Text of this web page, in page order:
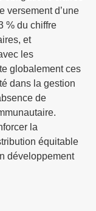
versement d’une
% du chiffre
et
les
globalement ces
dans la gestion
de
la
équitable
développement